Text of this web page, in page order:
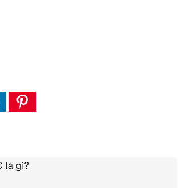
là gì?